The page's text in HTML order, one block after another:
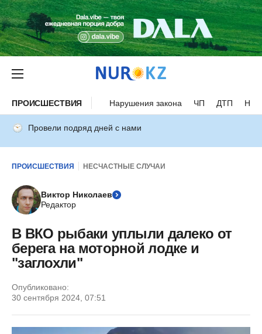
ПРОИСШЕСТВИЯ Нарушения закона ЧП ДТП
Провели подряд дней с нами
ПРОИСШЕСТВИЯ НЕСЧАСТНЫЕ СЛУЧАИ
Виктор Николаев
Редактор
В ВКО рыбаки уплыли далеко от
берега на моторной лодке и
"заглохли"
Опубликовано:
30 сентября 2024, 07:51